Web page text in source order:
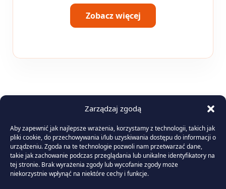
Zarządzaj zgodą
Aby zapewnić jak najlepsze wrażenia, korzystamy z technologii, takich jak
pliki cookie, do przechowywania i/lub uzyskiwania dostępu do informacji o
urządzeniu. Zgoda na te technologie pozwoli nam przetwarzać dane,
takie jak zachowanie podczas przeglądania lub unikalne identyfikatory na
tej stronie. Brak wyrażenia zgody lub wycofanie zgody może
niekorzystnie wpłynąć na niektóre cechy i funkcje.
Zobacz więcej